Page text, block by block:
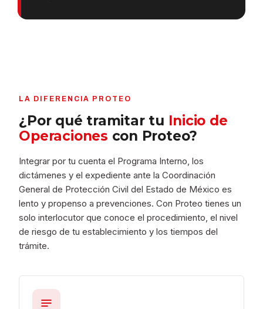
LA DIFERENCIA PROTEO
¿Por qué tramitar tu Inicio de
Operaciones con Proteo?
Integrar por tu cuenta el Programa Interno, los
dictámenes y el expediente ante la Coordinación
General de Protección Civil del Estado de México es
lento y propenso a prevenciones. Con Proteo tienes un
solo interlocutor que conoce el procedimiento, el nivel
de riesgo de tu establecimiento y los tiempos del
trámite.